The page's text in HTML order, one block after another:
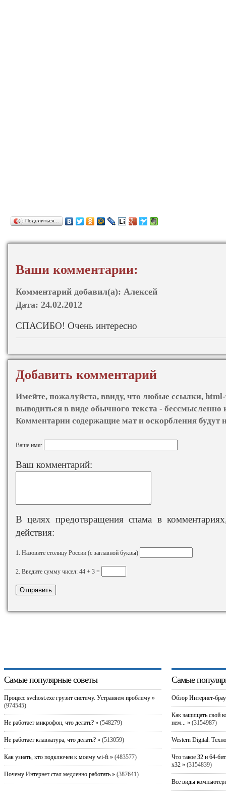
Поделиться…
Ваши комментарии:
Комментарий добавил(а): Алексей
Дата: 24.02.2012
СПАСИБО! Очень интересно
Добавить комментарий
Имейте, пожалуйста, ввиду, что любые ссылки,
выводиться в виде обычного текста - бессмысленно
Комментарии содержащие мат и оскорбления будут
Ваше имя:
Ваш комментарий:
В целях предотвращения спама в
действия:
1. Назовите столицу России (с заглавной буквы)
2. Введите сумму чисел: 44 + 3 =
Самые популярные советы
Процесс svchost.exe грузит систему. Устраняем проблему »
(974545)
Не работает микрофон, что делать? »(548279)
Не работает клавиатура, что делать? »(513059)
Как узнать, кто подключен к моему wi-fi »(483577)
Почему Интернет стал медленно работать »(387641)
Самые
Обзор Интернет-
Как защищать свой
нем... »(3154987)
Western Digital.
Что такое 32 и 64-
x32 »(3154839)
Все виды